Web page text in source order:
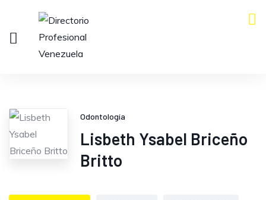
Odontología
Lisbeth Ysabel Briceño
Britto